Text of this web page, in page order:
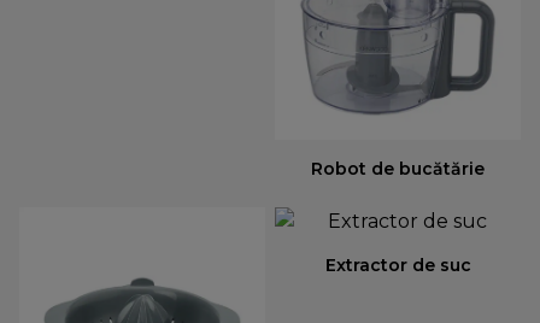
Robot de bucătărie
Extractor de suc